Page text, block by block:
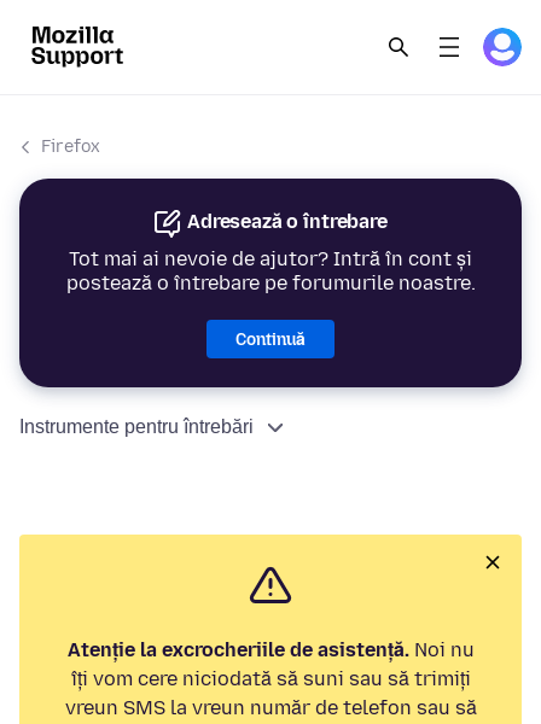
Firefox
Adresează o întrebare
Tot mai ai nevoie de ajutor? Intră în cont și
postează o întrebare pe forumurile noastre.
Continuă
Instrumente pentru întrebări
Atenție la excrocheriile de asistență.Noi nu
îți vom cere niciodată să suni sau să trimiți
vreun SMS la vreun număr de telefon sau să